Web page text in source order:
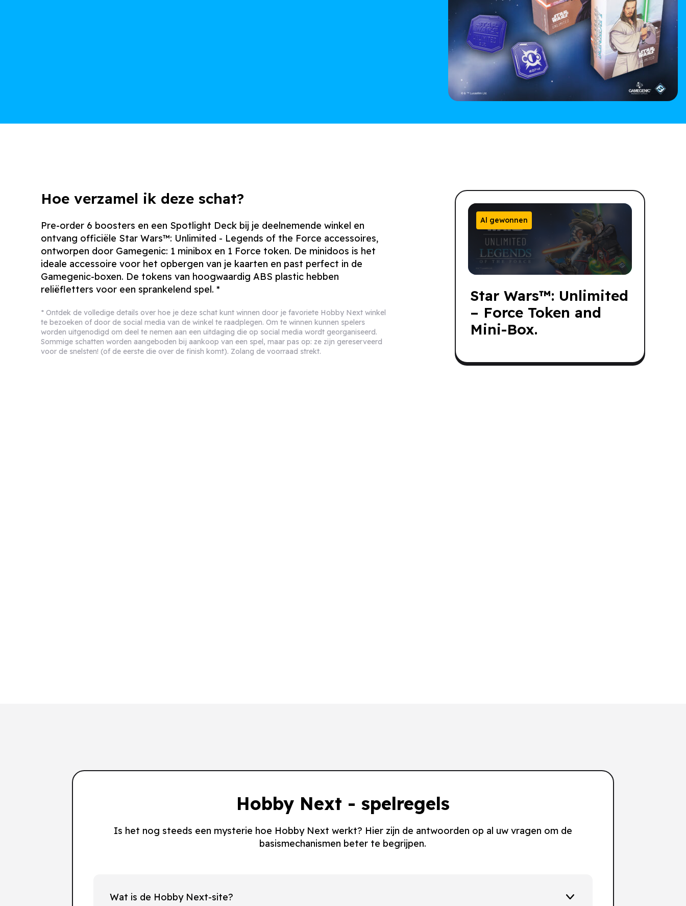
Hoe verzamel ik deze schat?
Pre-order 6 boosters en een Spotlight Deck bij je deelnemende winkel en
ontvang officiële Star Wars™: Unlimited - Legends of the Force accessoires,
ontworpen door Gamegenic: 1 minibox en 1 Force token. De minidoos is het
ideale accessoire voor het opbergen van je kaarten en past perfect in de
Gamegenic-boxen. De tokens van hoogwaardig ABS plastic hebben
reliëfletters voor een sprankelend spel. *
* Ontdek de volledige details over hoe je deze schat kunt winnen door je favoriete Hobby Next winkel
te bezoeken of door de social media van de winkel te raadplegen. Om te winnen kunnen spelers
worden uitgenodigd om deel te nemen aan een uitdaging die op social media wordt georganiseerd.
Sommige schatten worden aangeboden bij aankoop van een spel, maar pas op: ze zijn gereserveerd
voor de snelsten! (of de eerste die over de finish komt). Zolang de voorraad strekt.
Al gewonnen
Star Wars™: Unlimited
– Force Token and
Mini-Box.
Hobby Next - spelregels
Is het nog steeds een mysterie hoe Hobby Next werkt? Hier zijn de antwoorden op al uw vragen om de
basismechanismen beter te begrijpen.
Wat is de Hobby Next-site?